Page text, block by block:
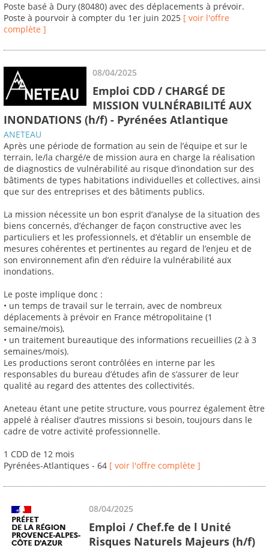
Poste basé à Dury (80480) avec des déplacements à prévoir.
Poste à pourvoir à compter du 1er juin 2025 [ voir l'offre
complète ]
08/04/2025
Emploi CDD / CHARGÉ DE
MISSION VULNÉRABILITÉ AUX
INONDATIONS (h/f) - Pyrénées Atlantique
ANETEAU
Après une période de formation au sein de l’équipe et sur le
terrain, le/la chargé/e de mission aura en charge la réalisation
de diagnostics de vulnérabilité au risque d’inondation sur des
bâtiments de types habitations individuelles et collectives, ainsi
que sur des entreprises et des bâtiments publics.
La mission nécessite un bon esprit d’analyse de la situation des
biens concernés, d’échanger de façon constructive avec les
particuliers et les professionnels, et d’établir un ensemble de
mesures cohérentes et pertinentes au regard de l’enjeu et de
son environnement afin d’en réduire la vulnérabilité aux
inondations.
Le poste implique donc :
• un temps de travail sur le terrain, avec de nombreux
déplacements à prévoir en France métropolitaine (1
semaine/mois),
• un traitement bureautique des informations recueillies (2 à 3
semaines/mois).
Les productions seront contrôlées en interne par les
responsables du bureau d’études afin de s’assurer de leur
qualité au regard des attentes des collectivités.
Aneteau étant une petite structure, vous pourrez également être
appelé à réaliser d’autres missions si besoin, toujours dans le
cadre de votre activité professionnelle.
1 CDD de 12 mois
Pyrénées-Atlantiques - 64 [ voir l'offre complète ]
08/04/2025
Emploi / Chef.fe de l Unité
Risques Naturels Majeurs (h/f)